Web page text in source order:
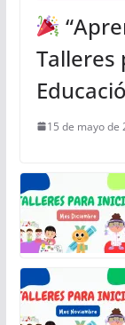
Talleres
15 de mayo de